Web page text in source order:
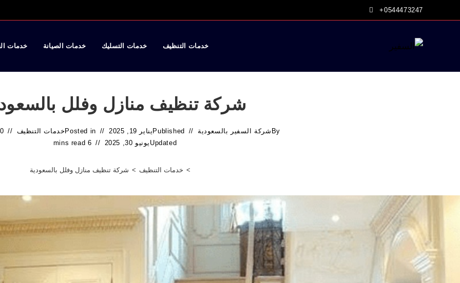
to
+0544473247
خدمات التنظيف خدمات التسليك خدمات الصيانة خدمات
شركة تنظيف منازل وفلل
By شركة السفير بالسعودية Published يناير 19, 2025 Posted in خدمات التنظيف
0 Comments
Updated يونيو 30, 2025 6 mins read
> خدمات التنظيف > شركة تنظيف منازل وفلل بالسعودية